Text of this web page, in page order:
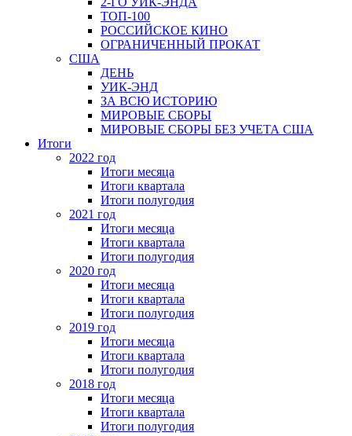
ТОП-100
РОССИЙСКОЕ КИНО
ОГРАНИЧЕННЫЙ ПРОКАТ
США
ДЕНЬ
УИК-ЭНД
ЗА ВСЮ ИСТОРИЮ
МИРОВЫЕ СБОРЫ
МИРОВЫЕ СБОРЫ БЕЗ УЧЕТА США
Итоги
2022 год
Итоги месяца
Итоги квартала
Итоги полугодия
2021 год
Итоги месяца
Итоги квартала
Итоги полугодия
2020 год
Итоги месяца
Итоги квартала
Итоги полугодия
2019 год
Итоги месяца
Итоги квартала
Итоги полугодия
2018 год
Итоги месяца
Итоги квартала
Итоги полугодия